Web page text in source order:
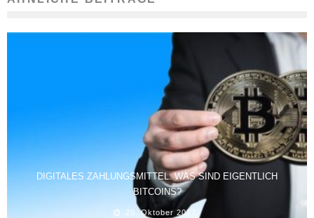
DIGITALES ZAHLUNGSMITTEL: WAS SIND EIGENTLICH
BITCOINS?
20. Oktober 2017